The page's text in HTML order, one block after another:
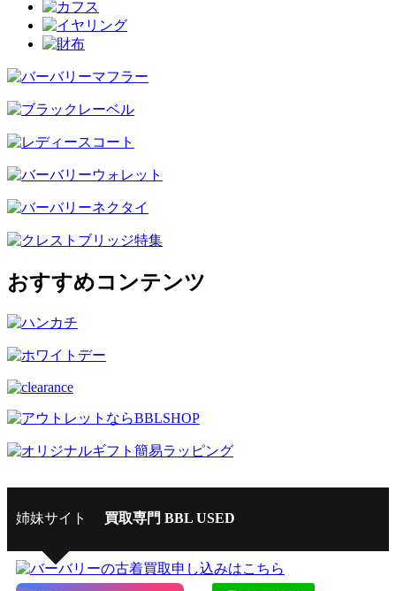
おすすめコンテンツ
姉妹サイト 買取専門 BBL USED